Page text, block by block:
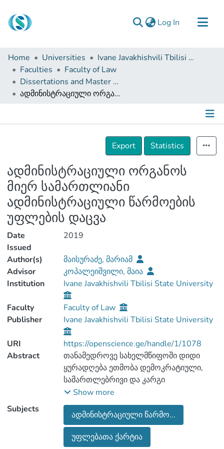
Log In (current)
Communities & Collections
Browse
Documentation
About Us
Home Universities
Ivane Javakhishvili Tbilisi State University
Faculties
Faculty of Law
Dissertations and Master Theses
ადმინისტრაციული ორგანოს მიერ სამართლიანი ადმინისტრაციული წარმოების უფლების დაცვა
Details
Export
Statistics
ადმინისტრაციული ორგანოს
მიერ სამართლიანი
ადმინისტრაციული წარმოების
უფლების დაცვა
Date
Issued
2019
Author(s)
მაისურაძე, მარიამ
Advisor
კოპალეიშვილი, მაია
Institution
Ivane Javakhishvili Tbilisi State University
Faculty
Faculty of Law
Publisher
Ivane Javakhishvili Tbilisi State University
URI
https://openscience.ge/handle/1/1078
Abstract
თანამედროვე სახელმწიფოში დიდი
ყურადღება ეთმობა დემოკრატიული,
სამართლებრივი და კარგი
მმართველობის („Good Governance“)
პრინციპების შესაბამისი ინსტიტუტების,
მათ შორის დამოუკიდებელი საჯარო
ადმინისტრაციის ჩამოყალიბებას.
ნიშანდობლივია ის გარემოება, რომ
Show more
Subjects
ადმინისტრაციული წარმო...
უფლებათა ქარტია